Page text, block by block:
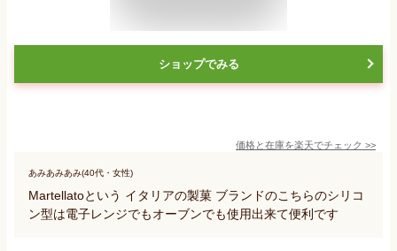
ショップでみる
価格と在庫を楽天でチェック >>
あみあみあみ(40代・女性)
Martellatoという イタリアの製菓 ブランドのこちらのシリコ
ン型は電子レンジでもオーブンでも使用出来て便利です